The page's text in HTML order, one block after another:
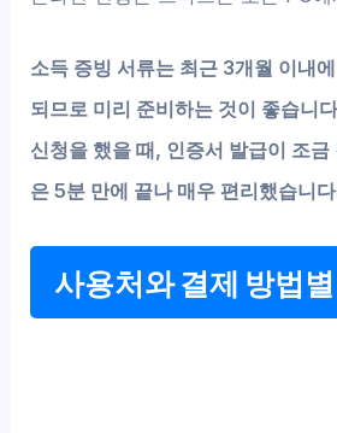
소득 증빙 서류는 최근 3개월 이내
되므로 미리 준비하는 것이 좋습니
신청을 했을 때, 인증서 발급이 조금
은 5분 만에 끝나 매우 편리했습니
사용처와 결제 방법